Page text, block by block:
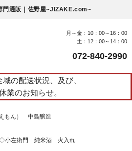
門通販｜佐野屋~JIZAKE.com~
月～金：10：00～16：00
土：12：00～14：00
072-840-2990
の配送状況、及び、
業のお知らせ。
もん） 中島醸造
小左衛門 純米酒 火入れ